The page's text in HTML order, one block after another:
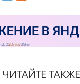
ЧИТАЙТЕ ТАКЖЕ